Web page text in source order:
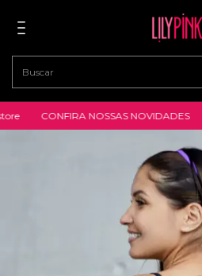
CONFIRA NOSSAS NOVIDADES